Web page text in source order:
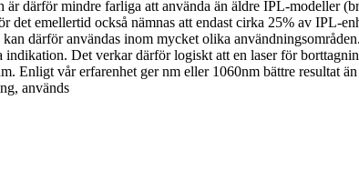
därför mindre farliga att använda än äldre IPL-modeller
emellertid också nämnas att endast cirka 25% av IPL-
därför användas inom mycket olika
Det verkar därför logiskt att en laser för
Enligt vår erfarenhet ger nm eller 1060nm bättre resultat
används